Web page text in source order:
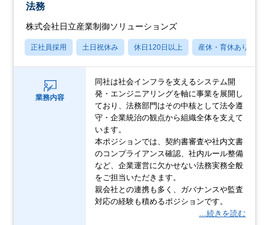
法務
株式会社日立産業制御ソリューションズ
正社員採用 土日祝休み 休日120日以上 産休・育休あり
業務内容
同社は社会インフラを支えるシステム開
発・エンジニアリングを軸に事業を展開し
ており、法務部門はその中核として法令遵
守・企業統治の観点から組織全体を支えて
います。
本ポジションでは、契約書審査や社内文書
のコンプライアンス確認、社内ルール整備
など、企業運営に欠かせない法務実務全般
をご担当いただきます。
親会社との連携も多く、ガバナンスや監査
対応の経験も積めるポジションです。
…続きを読む